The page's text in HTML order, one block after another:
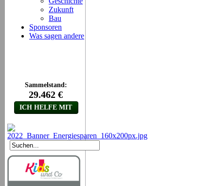
Zukunft
Bau
Sponsoren
Was sagen andere